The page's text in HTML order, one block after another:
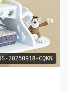
20250918-CQKN